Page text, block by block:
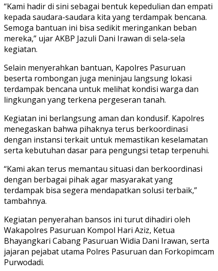
“Kami hadir di sini sebagai bentuk kepedulian dan empati
kepada saudara-saudara kita yang terdampak bencana.
Semoga bantuan ini bisa sedikit meringankan beban
mereka,” ujar AKBP Jazuli Dani Irawan di sela-sela
kegiatan.
Selain menyerahkan bantuan, Kapolres Pasuruan
beserta rombongan juga meninjau langsung lokasi
terdampak bencana untuk melihat kondisi warga dan
lingkungan yang terkena pergeseran tanah.
Kegiatan ini berlangsung aman dan kondusif. Kapolres
menegaskan bahwa pihaknya terus berkoordinasi
dengan instansi terkait untuk memastikan keselamatan
serta kebutuhan dasar para pengungsi tetap terpenuhi.
“Kami akan terus memantau situasi dan berkoordinasi
dengan berbagai pihak agar masyarakat yang
terdampak bisa segera mendapatkan solusi terbaik,”
tambahnya.
Kegiatan penyerahan bansos ini turut dihadiri oleh
Wakapolres Pasuruan Kompol Hari Aziz, Ketua
Bhayangkari Cabang Pasuruan Widia Dani Irawan, serta
jajaran pejabat utama Polres Pasuruan dan Forkopimcam
Purwodadi.